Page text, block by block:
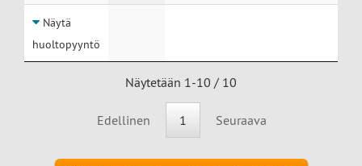
Näytä
huoltopyyntö
Näytetään 1-10 / 10
Edellinen 1 Seuraava